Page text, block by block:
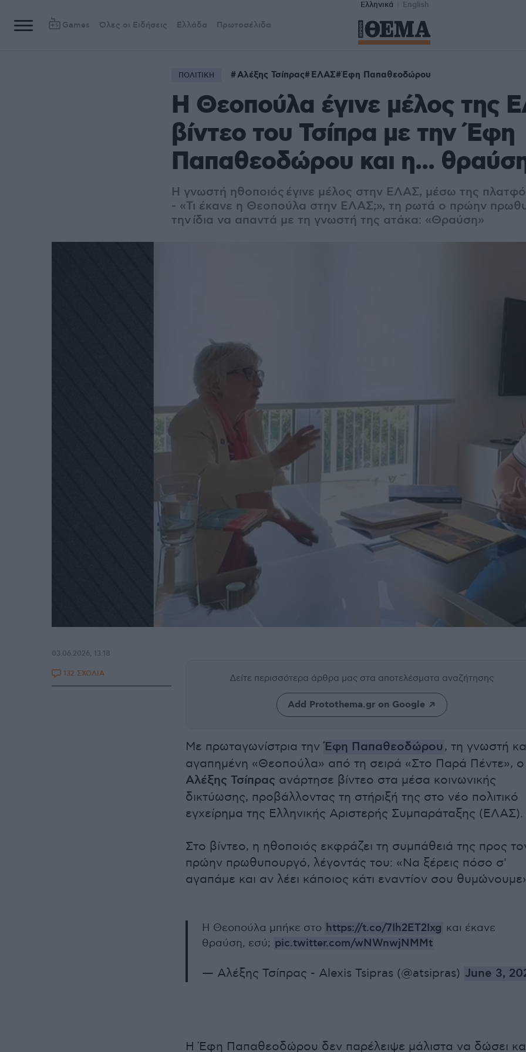
Ελληνικά English
Games Όλες οι Ειδήσεις Ελλάδα Πρωτοσέλιδα
ΠΟΛΙΤΙΚΗ Αλέξης Τσίπρας ΕΛΑΣ Έφη Παπαθεοδώρου
Η Θεοπούλα έγινε μέλος της
βίντεο του Τσίπρα με την Έφη
Παπαθεοδώρου και η...
Η γνωστή ηθοποιός έγινε μέλος στην ΕΛΑΣ, μέσω της
- «Τι έκανε η Θεοπούλα στην ΕΛΑΣ;», τη ρωτά ο πρώην
την ίδια να απαντά με τη γνωστή της ατάκα: «Θραύση»
Δείτε περισσότερα άρθρα μας στα αποτελέσματα αναζήτησης
Add Protothema.gr on Google
Με πρωταγωνίστρια τηνΈφη Παπαθεοδώρου, τη γνωστή
αγαπημένη «Θεοπούλα» από τη σειρά «Στο Παρά Πέντε», ο
Αλέξης Τσίπρας ανάρτησε βίντεο στα μέσα κοινωνικής
δικτύωσης, προβάλλοντας τη στήριξή της στο νέο πολιτικό
εγχείρημα της Ελληνικής Αριστερής Συμπαράταξης (ΕΛΑΣ).
Στο βίντεο, η ηθοποιός εκφράζει τη συμπάθειά της προς
πρώην πρωθυπουργό, λέγοντάς του: «Να ξέρεις πόσο σ'
αγαπάμε και αν λέει κάποιος κάτι εναντίον σου
Η Θεοπούλα μπήκε στο https://t.co/7Ih2ET2Ixg και έκανε
θραύση, εσύ; pic.twitter.com/wNWnwjNMMt
— Αλέξης Τσίπρας - Alexis Tsipras (@atsipras) June 3,
Η Έφη Παπαθεοδώρου δεν παρέλειψε μάλιστα να δώσει
03.06.2026, 13:18
132 ΣΧΟΛΙΑ